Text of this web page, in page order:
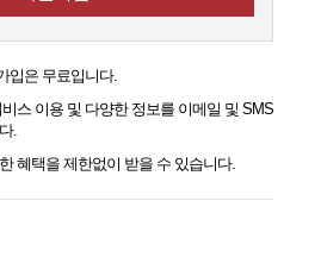
입은 무료입니다.
스 이용 및 다양한 정보를 이메일 및 SMS
.
혜택을 제한없이 받을 수 있습니다.